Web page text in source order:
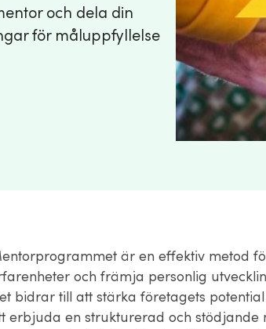
och dela din
för måluppfyllelse
är en effektiv metod
och främja personlig
bidrar till att stärka företagets
erbjuda en strukturerad och stödjande